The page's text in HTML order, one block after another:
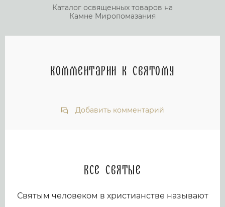
Каталог освященных товаров на
Камне Миропомазания
Комментарии к святому
Добавить комментарий
Все святые
Святым человеком в христианстве называют